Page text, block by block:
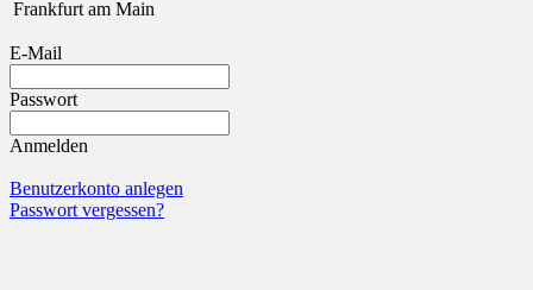
Frankfurt am Main
E-Mail
Passwort
Anmelden
Benutzerkonto anlegen
Passwort vergessen?